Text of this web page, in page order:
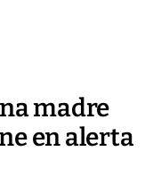
madre
en alerta